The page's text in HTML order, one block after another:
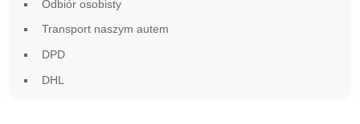
Odbiór osobisty
Transport naszym autem
DPD
DHL